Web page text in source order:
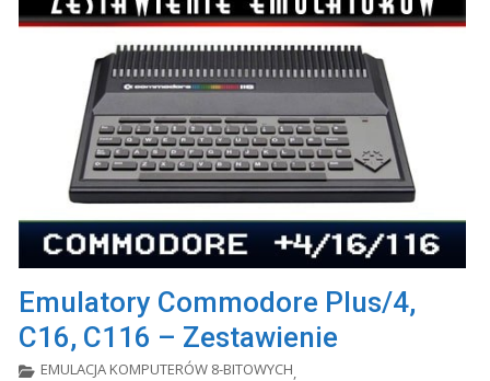
Emulatory Commodore Plus/4,
C16, C116 – Zestawienie
EMULACJA KOMPUTERÓW 8-BITOWYCH